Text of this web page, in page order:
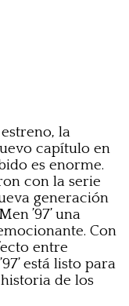
la
capítulo en
es enorme.
con la serie
generación
’97’ una
Con
entre
está listo para
de los